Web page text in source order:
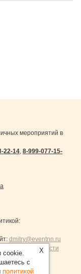
мероприятий в
22-14, 8-999-077-15-
dmitry@eventnn.ru
X
cookie.
с
политикой